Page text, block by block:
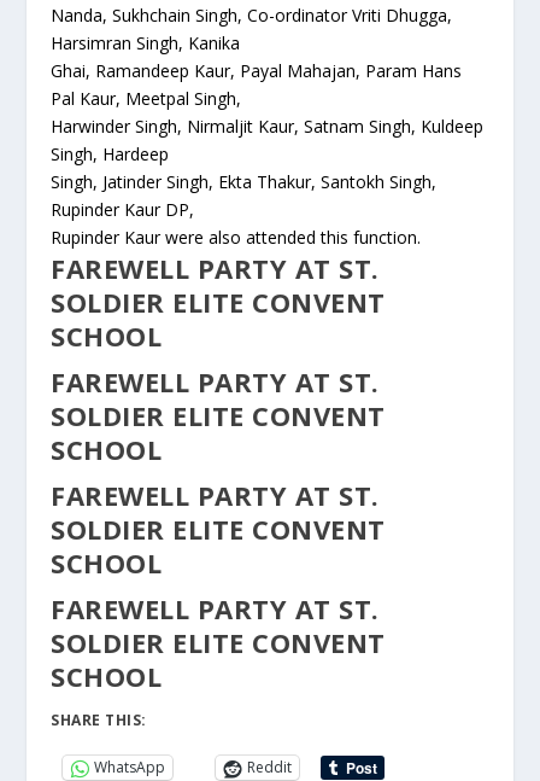
Nanda, Sukhchain Singh, Co-ordinator Vriti Dhugga,
Harsimran Singh, Kanika
Ghai, Ramandeep Kaur, Payal Mahajan, Param Hans
Pal Kaur, Meetpal Singh,
Harwinder Singh, Nirmaljit Kaur, Satnam Singh, Kuldeep
Singh, Hardeep
Singh, Jatinder Singh, Ekta Thakur, Santokh Singh,
Rupinder Kaur DP,
Rupinder Kaur were also attended this function.
FAREWELL PARTY AT ST.
SOLDIER ELITE CONVENT
SCHOOL
FAREWELL PARTY AT ST.
SOLDIER ELITE CONVENT
SCHOOL
FAREWELL PARTY AT ST.
SOLDIER ELITE CONVENT
SCHOOL
FAREWELL PARTY AT ST.
SOLDIER ELITE CONVENT
SCHOOL
SHARE THIS:
WhatsApp
Reddit